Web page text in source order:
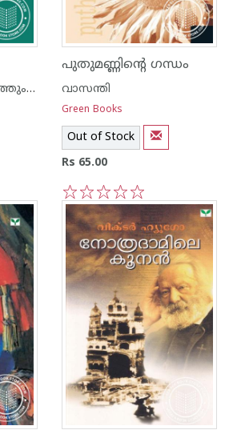
ശിഹാബുദ്ദീന്‍ പൊയ്ത്തുംകടവ്
പുതുമണ്ണിന്റെ ഗന്ധം
വാസന്തി
Green Books
Out of Stock
Rs 65.00
5
4
3
2
1